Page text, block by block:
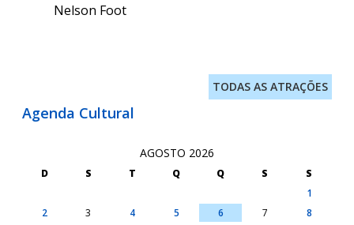
Nelson Foot
TODAS AS ATRAÇÕES
Agenda Cultural
AGOSTO 2026
D S T Q Q S
S
1
2
3 4 5 6 7
8